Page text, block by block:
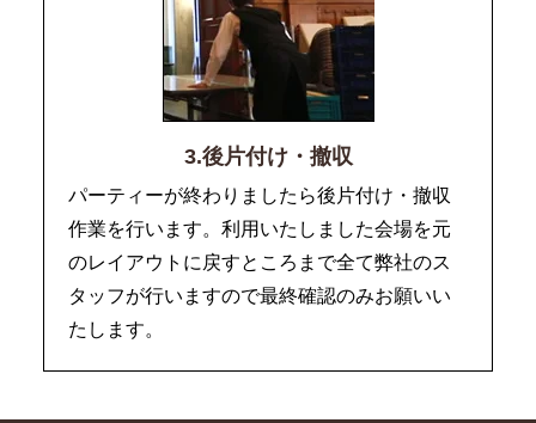
3.後片付け・撤収
パーティーが終わりましたら後片付け・撤収
作業を行います。利用いたしました会場を元
のレイアウトに戻すところまで全て弊社のス
タッフが行いますので最終確認のみお願いい
たします。